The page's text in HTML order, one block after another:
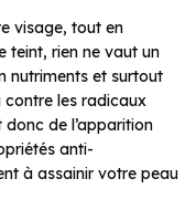
visage, tout en
teint, rien ne vaut un
nutriments et surtout
les radicaux
de l’apparition
anti-
à assainir votre peau